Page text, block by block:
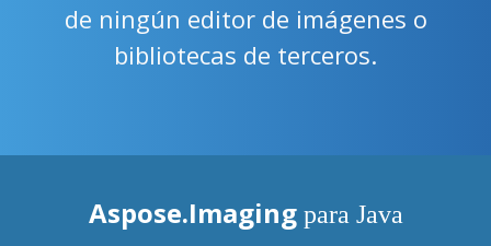
de ningún editor de imágenes o
bibliotecas de terceros.
Aspose.Imaging para Java